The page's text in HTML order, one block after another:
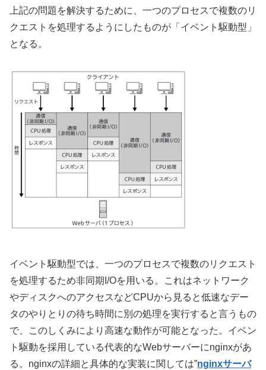
上記の問題を解決するために、一つのプロセスで複数のリ
クエストを処理するようにしたものが「イベント駆動型」
となる。
イベント駆動型では、一つのプロセスで複数のリクエスト
を処理するため非同期I/Oを用いる。これはネットワーク
やディスクへのアクセスなどCPUから見ると低速なデー
タのやりとりの待ち時間に別の処理を実行すると言うもの
で、このしくみにより高速な動作が可能となった。イベン
ト駆動を採用している代表的なWebサーバーにnginxがあ
る。nginxの詳細と具体的な実装に関しては”nginxサーバ